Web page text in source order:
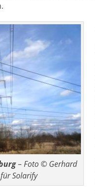
– Foto © Gerhard
Solarify